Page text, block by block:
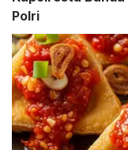
Polri